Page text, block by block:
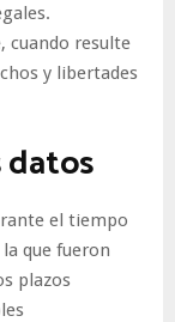
cuando resulte
y libertades
datos
el tiempo
que fueron
plazos